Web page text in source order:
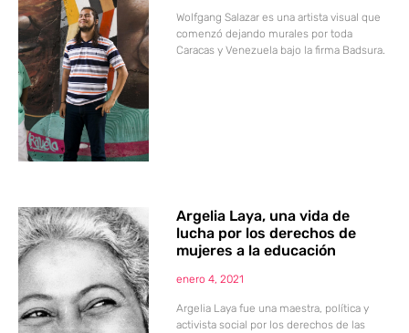
Wolfgang Salazar es una artista visual que
comenzó dejando murales por toda
Caracas y Venezuela bajo la firma Badsura.
Argelia Laya, una vida de
lucha por los derechos de
mujeres a la educación
enero 4, 2021
Argelia Laya fue una maestra, política y
activista social por los derechos de las